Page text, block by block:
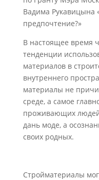
Вадима Рукавицына
предпочтение?»
В настоящее время
тенденции
материалов в
внутреннего
материалы не
среде, а самое
проживающих
дань моде, а
своих родных.
Стройматериалы